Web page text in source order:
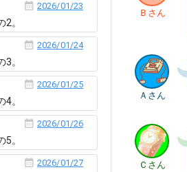
2026/01/23
。
2026/01/24
。
2026/01/25
。
2026/01/26
。
2026/01/27
Ｂさん
Ａさん
Ｃさん